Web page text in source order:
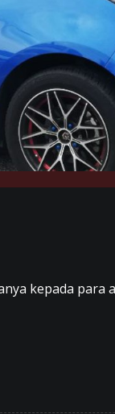
kepada para